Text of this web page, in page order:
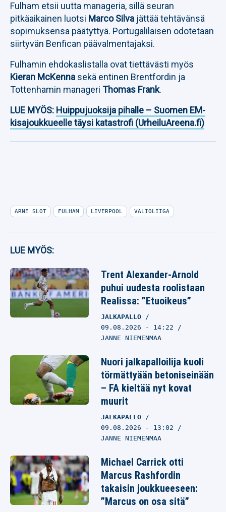
Fulham etsii uutta manageria, sillä seuran
pitkäaikainen luotsi Marco Silva jättää tehtävänsä
sopimuksensa päätyttyä. Portugalilaisen odotetaan
siirtyvän Benfican päävalmentajaksi.
Fulhamin ehdokaslistalla ovat tiettävästi myös
Kieran McKenna sekä entinen Brentfordin ja
Tottenhamin manageri Thomas Frank.
LUE MYÖS: Huippujuoksija pihalle – Suomen EM-
kisajoukkueelle täysi katastrofi (UrheiluAreena.fi)
ARNE SLOT FULHAM LIVERPOOL VALIOLIIGA
LUE MYÖS:
Trent Alexander-Arnold
puhui uudesta roolistaan
Realissa: ”Etuoikeus”
JALKAPALLO
09.08.2026 - 14:22
JANNE NIEMENMAA
Nuori jalkapalloilija kuoli
törmättyään betoniseinään
– FA kieltää nyt kovat
muurit
JALKAPALLO
09.08.2026 - 13:02
JANNE NIEMENMAA
Michael Carrick otti
Marcus Rashfordin
takaisin joukkueeseen:
”Marcus on osa sitä”